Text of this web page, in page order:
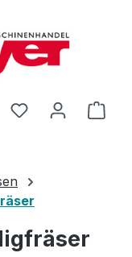
Du hast 0